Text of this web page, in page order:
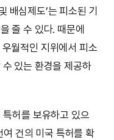
배심제도’는 피소된 기
줄 수 있다. 때문에
월적인 지위에서 피소
있는 환경을 제공하
허를 보유하고 있으
건의 미국 특허를 확